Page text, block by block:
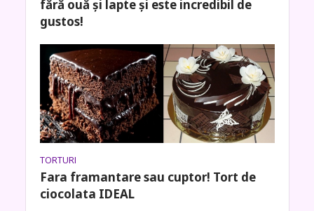
fără ouă și lapte și este incredibil de
gustos!
TORTURI
Fara framantare sau cuptor! Tort de
ciocolata IDEAL